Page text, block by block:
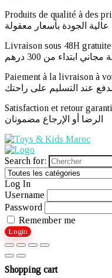
Produits de qualité à des
الجودة بأسعار معقولة
Livraison sous 48H
Paiement à la livraison à
عند التسليم على راحتك
Satisfaction et retour
الرضا أو الإرجاع مضمونان
Search for:
Log In
Username
Password
Remember me
Login
Shopping cart